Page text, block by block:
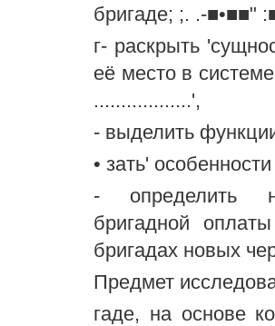
бригаде; ;. .-■•■■"
г- раскрыть
её место в
..................',
- выделить
• зать'
- определить
бригадной
бригадах новых
Предмет
гаде, на основе